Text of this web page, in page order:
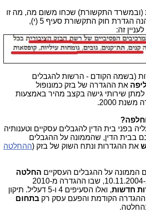
(ובמשרד התקשורת) שכחו משום מה, מה זו
, אז הנה הגדרת חוק התקשורת סעיף 5 (י),
זה:
(בשמה הקודם - הרשות להגבלים
את ההגדרה של בזק כמונופול
למתן שירותי גישה בקצב מהיר באמצעות
2000.
בפני בית הדין להגבלים עסקיים וטענותיה
בבית הדין, שהממונה על ההגבלים
את ההגדרות ונתח השוק של בזק (ההחלטה
הממונה על ההגבלים העסקיים החלטה
2010
חדשות
, ואלו הסעיפים 4 ו-5 דעליל. תיקון
ההגדרה הקודמת והפעם עסק רק בתחום